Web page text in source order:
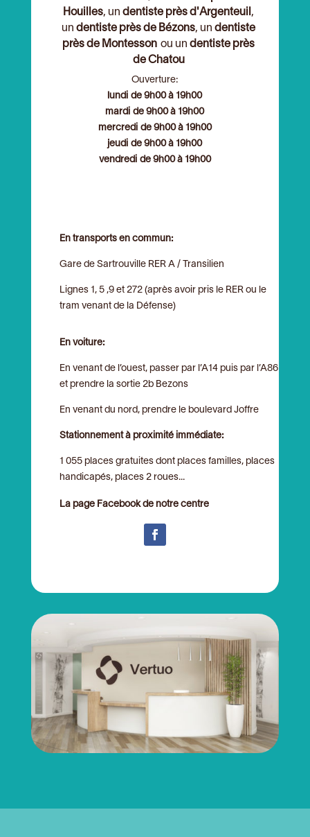
Houilles, undentiste près d'Argenteuil ,
undentiste près de Bézons, undentiste
près de Montesson ou undentiste près
de Chatou
Ouverture:
lundi de 9h00 à 19h00
mardi de 9h00 à 19h00
mercredi de 9h00 à 19h00
jeudi de 9h00 à 19h00
vendredi de 9h00 à 19h00
En transports en commun:
Gare de Sartrouville RER A / Transilien
Lignes 1, 5 ,9 et 272 (après avoir pris le RER ou le
tram venant de la Défense)
En voiture:
En venant de l’ouest, passer par l’A14 puis par l’A86
et prendre la sortie 2b Bezons
En venant du nord, prendre le boulevard Joffre
Stationnement à proximité immédiate:
1 055 places gratuites dont places familles, places
handicapés, places 2 roues...
La page Facebook de notre centre